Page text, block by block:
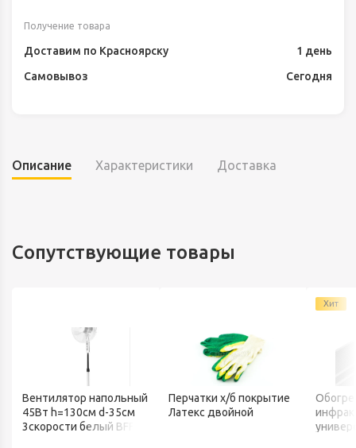
Получение товара
Доставим по Красноярску
1 день
Самовывоз
Сегодня
Описание Характеристики Доставка
Сопутствующие товары
Вентилятор напольный
45Вт h=130см d-35см
3скорости белый BFF-
Перчатки х/б покрытие
Латекс двойной
Хит